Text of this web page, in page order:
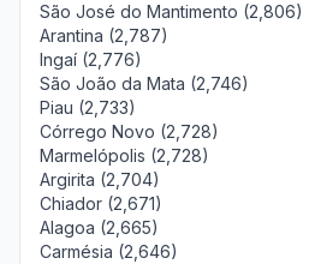
São José do Mantimento (2,806)
Arantina (2,787)
Ingaí (2,776)
São João da Mata (2,746)
Piau (2,733)
Córrego Novo (2,728)
Marmelópolis (2,728)
Argirita (2,704)
Chiador (2,671)
Alagoa (2,665)
Carmésia (2,646)